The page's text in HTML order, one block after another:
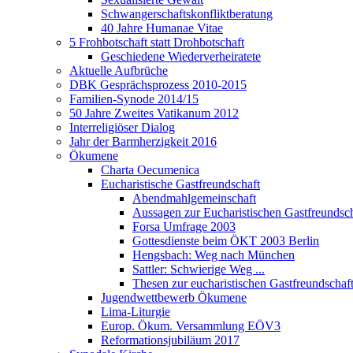
Schwangerschaftskonfliktberatung
40 Jahre Humanae Vitae
5 Frohbotschaft statt Drohbotschaft
Geschiedene Wiederverheiratete
Aktuelle Aufbrüche
DBK Gesprächsprozess 2010-2015
Familien-Synode 2014/15
50 Jahre Zweites Vatikanum 2012
Interreligiöser Dialog
Jahr der Barmherzigkeit 2016
Ökumene
Charta Oecumenica
Eucharistische Gastfreundschaft
Abendmahlgemeinschaft
Aussagen zur Eucharistischen
Forsa Umfrage 2003
Gottesdienste beim ÖKT 2003 Berlin
Hengsbach: Weg nach München
Sattler: Schwierige Weg ...
Thesen zur eucharistischen Gastfreundschaft
Jugendwettbewerb Ökumene
Lima-Liturgie
Europ. Ökum. Versammlung EÖV3
Reformationsjubiläum 2017